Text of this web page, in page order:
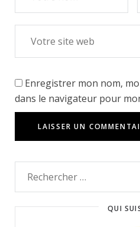
Enregistrer mon nom,
dans le navigateur pour
QUI